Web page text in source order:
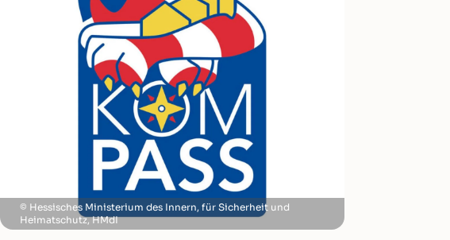
Hessisches Ministerium des Innern, für Sicherheit und
Heimatschutz, HMdI